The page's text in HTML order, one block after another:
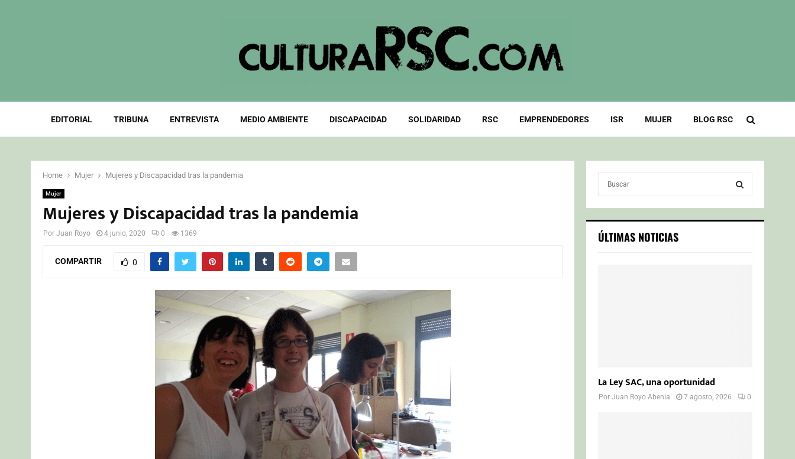
EDITORIAL TRIBUNA ENTREVISTA MEDIO AMBIENTE DISCAPACIDAD SOLIDARIDAD RSC EMPRENDEDORES ISR MUJER BLOG RSC
Home Mujer Mujeres y Discapacidad tras la pandemia
Mujer
Mujeres y Discapacidad tras la pandemia
Por Juan Royo 4 junio, 2020 0 1369
COMPARTIR 0
c
h
S
ÚLTIMAS NOTICIAS
La Ley SAC, una oportunidad
PorJuan Royo Abenia 7 agosto, 2026 0